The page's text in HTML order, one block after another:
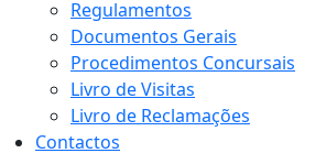
Regulamentos
Documentos Gerais
Procedimentos Concursais
Livro de Visitas
Livro de Reclamações
Contactos